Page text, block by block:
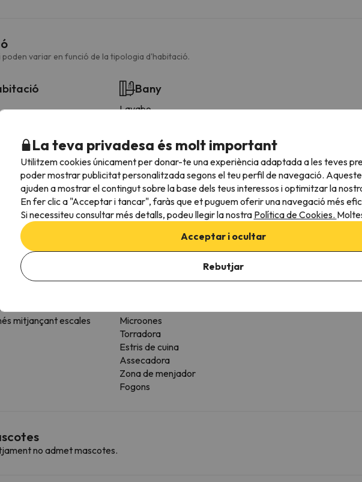
variar en funció de la tipologia d'habitació.
mitjançant escales
Bany
Lavabo
Bany privat
Paper higiènic
Dutxa arran de terra
Gel de dutxa
Més serveis
Disposa de tovalloles
Rentadora
Rentavaixelles
Microones
Torradora
Estris de cuina
Assecadora
Zona de menjador
Fogons
no admet mascotes.
La teva privadesa és molt important
Utilitzem cookies únicament per donar-te una experiència adaptada a les teves
poder mostrar publicitat personalitzada segons el teu perfil de navegació.
ajuden a mostrar el contingut sobre la base dels teus interessos i optimitzar la
En fer clic a "Acceptar i tancar", faràs que et puguem oferir una navegació més
Si necessiteu consultar més detalls, podeu llegir la nostra Política de Cookies.
Acceptar i ocultar
Rebutjar